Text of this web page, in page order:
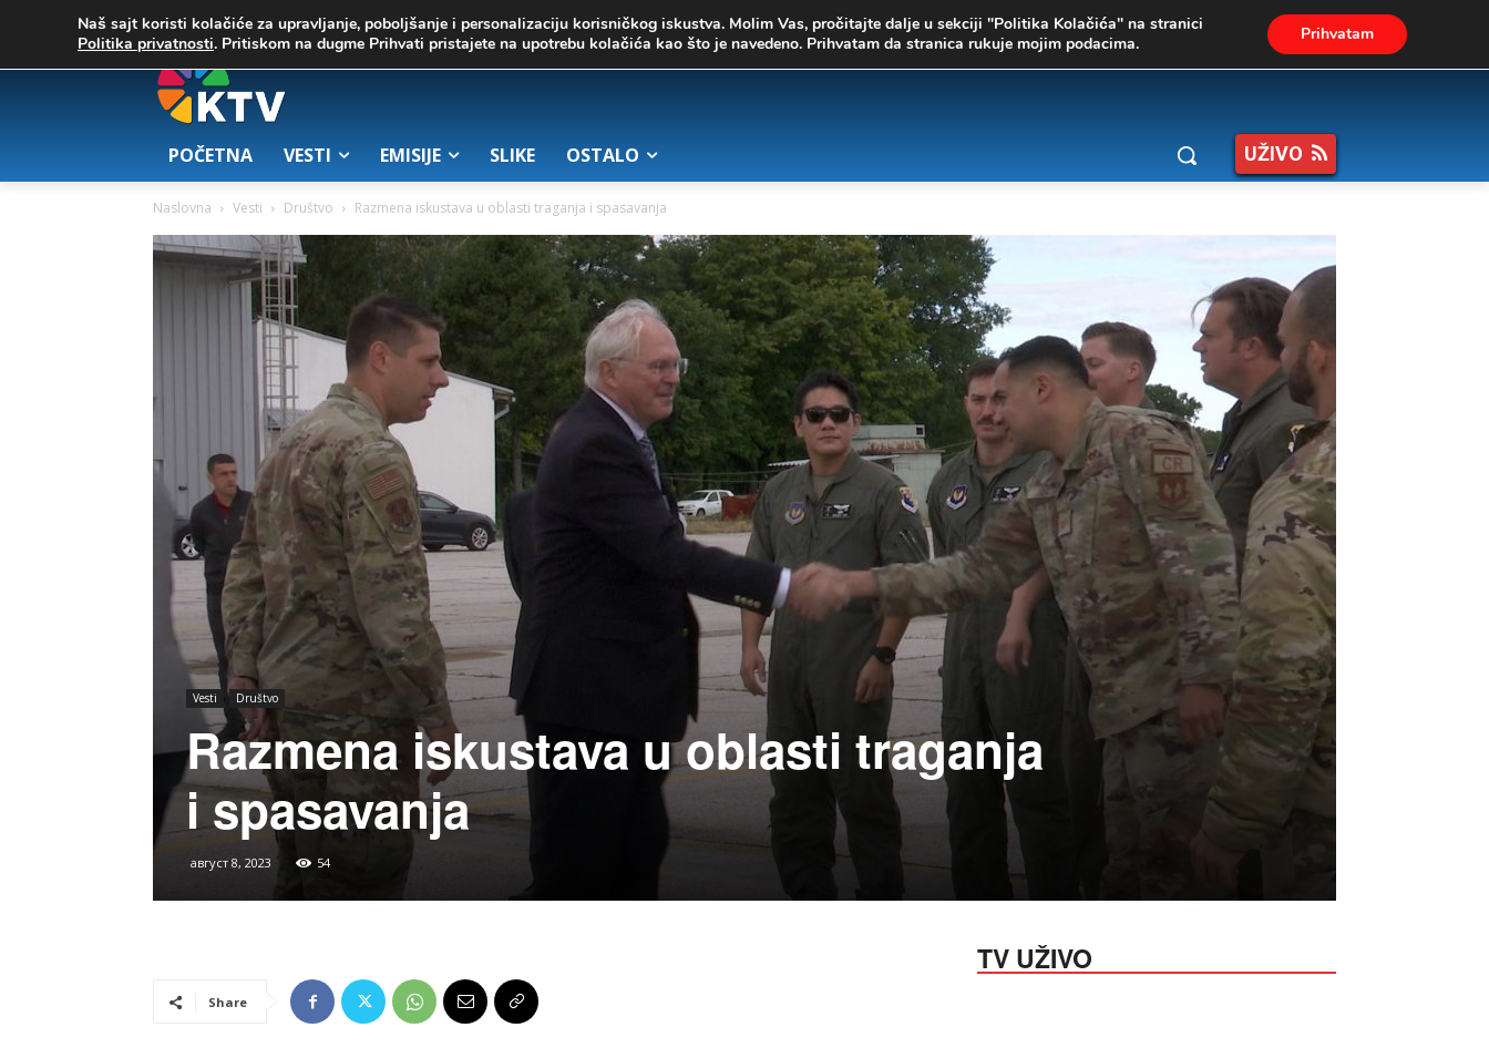
23.7 Zrenjanin 03. август 2026.
POČETNA VESTI EMISIJE SLIKE OSTALO UŽIVO
Naslovna Vesti Društvo Razmena iskustava u oblasti traganja i spasavanja
Vesti Društvo
Razmena iskustava u oblasti traganja
i spasavanja
август 8, 2023 54
Share
TV UŽIVO
Naš sajt koristi kolačiće za upravljanje, poboljšanje i personalizaciju korisničkog iskustva. Molim Vas, pročitajte dalje u sekciji "Politika Kolačića" na stranici
Politika privatnosti. Pritiskom na dugme Prihvati pristajete na upotrebu kolačića kao što je navedeno. Prihvatam da stranica rukuje mojim podacima. Prihvatam